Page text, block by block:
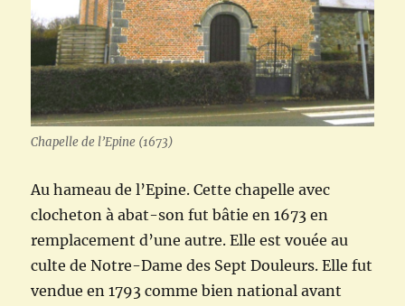
Chapelle de l’Epine (1673)
Au hameau de l’Epine. Cette chapelle avec
clocheton à abat-son fut bâtie en 1673 en
remplacement d’une autre. Elle est vouée au
culte de Notre-Dame des Sept Douleurs. Elle fut
vendue en 1793 comme bien national avant